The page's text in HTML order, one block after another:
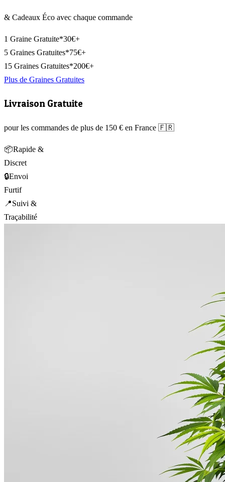
& Cadeaux Éco avec chaque commande
1 Graine Gratuite*30€+
5 Graines Gratuites*75€+
15 Graines Gratuites*200€+
Plus de Graines Gratuites
Livraison Gratuite
pour les commandes de plus de 150 € en France 🇫🇷
📦Rapide &
Discret
🔒Envoi
Furtif
📍Suivi &
Traçabilité